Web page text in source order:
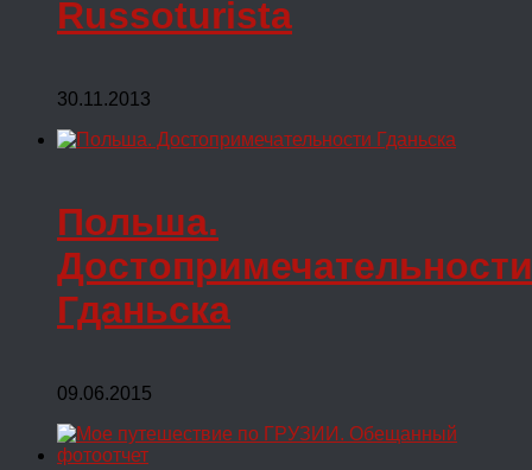
Russoturista
30.11.2013
Польша.
Достопримечательности
Гданьска
09.06.2015